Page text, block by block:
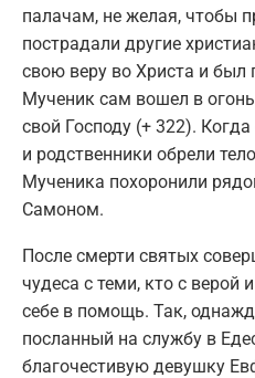
палачам, не желая, чтобы
пострадали другие
свою веру во Христа и
Мученик сам вошел в
свой Господу (+ 322).
и родственники обрели
Мученика похоронили
Самоном.
После смерти святых
чудеса с теми, кто с
себе в помощь. Так,
посланный на службу в
благочестивую девушку